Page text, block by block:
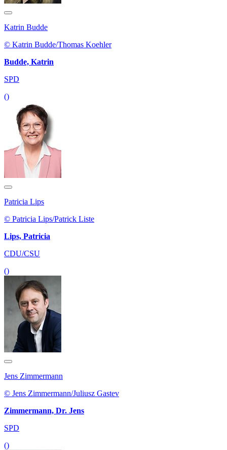
Katrin Budde
© Katrin Budde/Thomas Koehler
Budde, Katrin
SPD
()
Patricia Lips
© Patricia Lips/Patrick Liste
Lips, Patricia
CDU/CSU
()
Jens Zimmermann
© Jens Zimmermann/Juliusz Gastev
Zimmermann, Dr. Jens
SPD
()